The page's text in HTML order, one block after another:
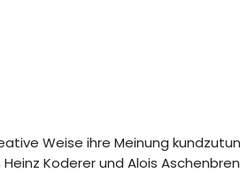
Weise ihre Meinung
Koderer und Alois